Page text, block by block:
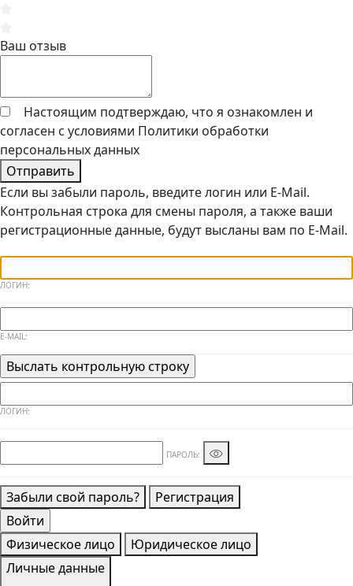
Ваш отзыв
Настоящим подтверждаю, что я ознакомлен и
согласен с условиями Политики обработки
персональных данных
Отправить
Если вы забыли пароль, введите логин или E-Mail.
Контрольная строка для смены пароля, а также ваши
регистрационные данные, будут высланы вам по E-Mail.
ЛОГИН:
E-MAIL:
ЛОГИН:
ПАРОЛЬ:
Забыли свой пароль? Регистрация
Физическое лицо
Юридическое лицо
Личные данные